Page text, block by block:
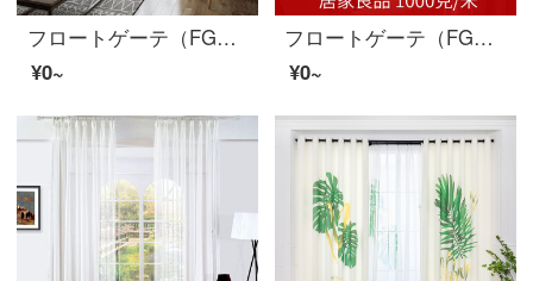
フロートゲーテ（FG）現代シンプルで無地のクロスコットン麻あっさりカーテンリビングルームの書斎バルコニーの床にカーテンがかかっています。カーテンのカスタマイズ米白カーテン（窓のベールを含まない）の幅が3メートル*高さが2.7メートルです。
¥0~
フロートゲーテ（FG）ins北欧風セームベルベットの防音断熱カーテンリビングルームの書斎には、無被覆のフル遮光完成品のカーテンが99.9%の遮光率でカスタマイズされています。青灰色のカーテンの幅は2メートルです。高さ2.7メートルです。
¥0~